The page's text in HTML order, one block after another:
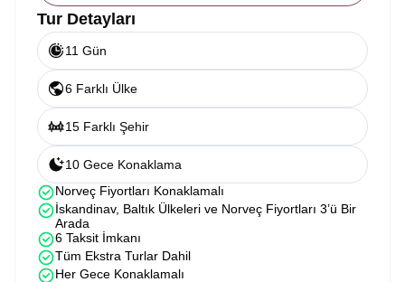
Tur Detayları
11 Gün
6 Farklı Ülke
15 Farklı Şehir
10 Gece Konaklama
Norveç Fiyortları Konaklamalı
İskandinav, Baltık Ülkeleri ve Norveç Fiyortları 3’ü Bir
Arada
6 Taksit İmkanı
Tüm Ekstra Turlar Dahil
Her Gece Konaklamalı